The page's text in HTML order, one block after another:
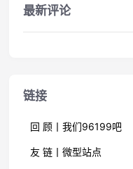
最新评论
链接
回 顾丨我们96199吧
友 链丨微型站点